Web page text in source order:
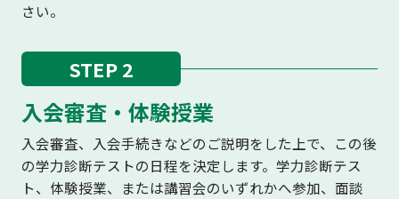
さい。
STEP 2
入会審査・体験授業
入会審査、入会手続きなどのご説明をした上で、この後
の学力診断テストの日程を決定します。学力診断テス
ト、体験授業、または講習会のいずれかへ参加、面談